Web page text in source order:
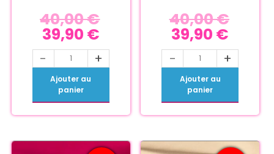
40,00€
39,90 €
- +
Ajouter au
panier
40,00€
39,90 €
- +
Ajouter au
panier